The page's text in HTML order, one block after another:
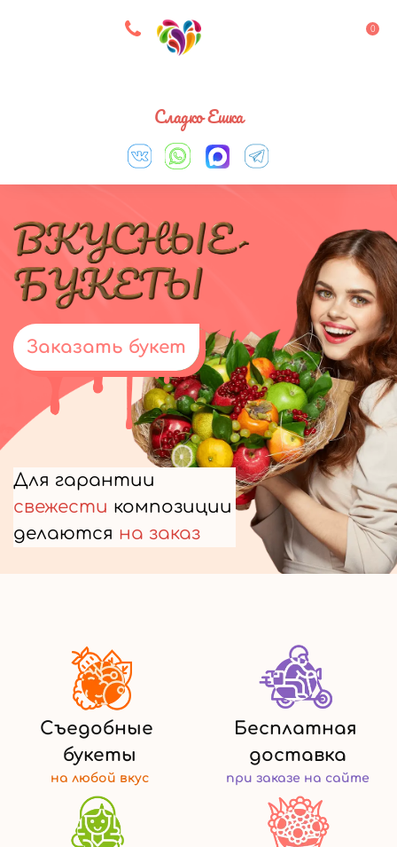
8 927 083 33 05 0
Сладко Ешка
Заказать букет
Для гарантии
свежести композиции
делаются на заказ
Съедобные
букеты
на любой вкус
Бесплатная
доставка
при заказе на сайте